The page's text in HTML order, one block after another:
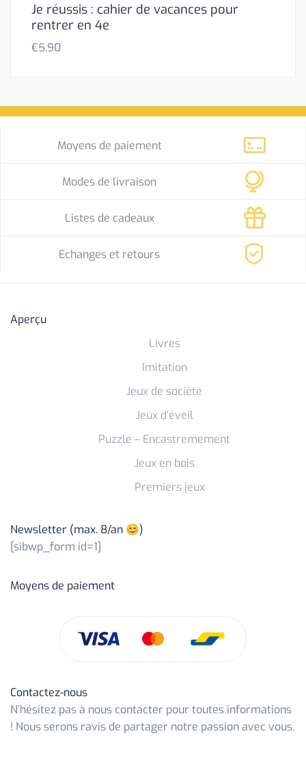
Je réussis : cahier de vacances pour
rentrer en 4e
€5,90
Moyens de paiement
Modes de livraison
Listes de cadeaux
Echanges et retours
Aperçu
Livres
Imitation
Jeux de société
Jeux d’éveil
Puzzle – Encastremement
Jeux en bois
Premiers jeux
Newsletter (max. 8/an 😊)
[sibwp_form id=1]
Moyens de paiement
Contactez-nous
N’hésitez pas à nous contacter pour toutes informations
! Nous serons ravis de partager notre passion avec vous.